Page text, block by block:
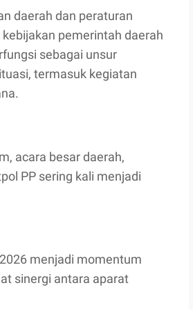
daerah dan peraturan
pemerintah daerah
sebagai unsur
termasuk kegiatan
acara besar daerah,
PP sering kali menjadi
menjadi momentum
sinergi antara aparat